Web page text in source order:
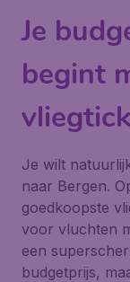
Je
begint
Je wilt
naar Bergen.
goedkoopste
voor vluchten
een
budgetprijs,